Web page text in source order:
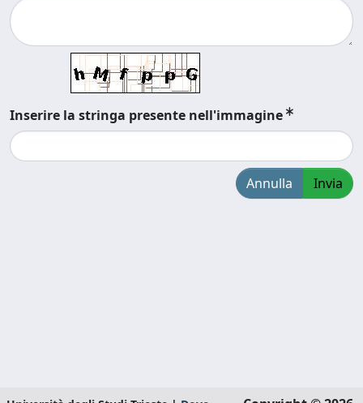
Inserire la stringa presente nell'immagine
Annulla Invia